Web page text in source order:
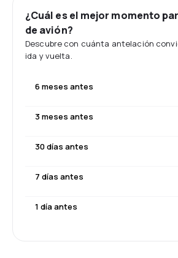
¿Cuál es el mejor momento
de avión?
Descubre con cuánta antelación
ida y vuelta.
6 meses antes
3 meses antes
30 días antes
7 días antes
1 día antes